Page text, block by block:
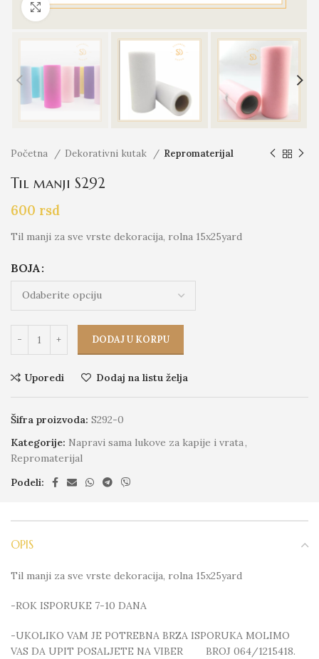
Click to enlarge
Početna Dekorativni kutak Repromaterijal
Til manji S292
600 rsd
Til manji za sve vrste dekoracija, rolna 15x25yard
BOJA
DODAJ U KORPU
Uporedi Dodaj na listu želja
Šifra proizvoda: S292-0
Kategorije: Napravi sama lukove za kapije i vrata,
Repromaterijal
Podeli:
OPIS
Til manji za sve vrste dekoracija, rolna 15x25yard
-ROK ISPORUKE 7-10 DANA
-UKOLIKO VAM JE POTREBNA BRZA ISPORUKA MOLIMO
VAS DA UPIT POSALJETE NA VIBER BROJ 064/1215418.